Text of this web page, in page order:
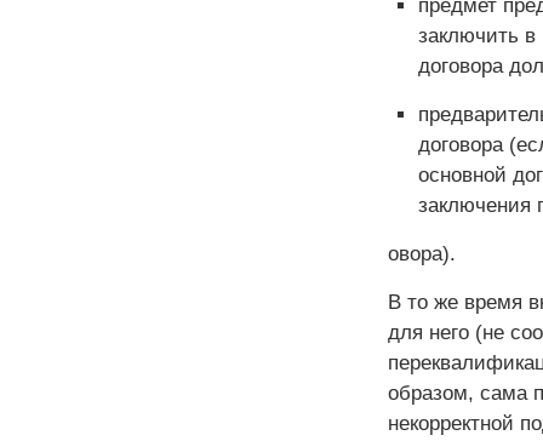
предмет
заключить в
договора
договора
основной
заключения
овора).
В то же время
для него (не
образом, сама
некорректной